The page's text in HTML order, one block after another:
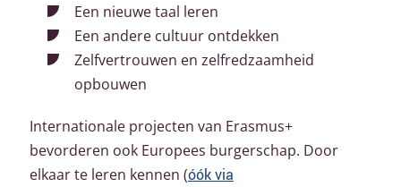
Een nieuwe taal leren
Een andere cultuur ontdekken
Zelfvertrouwen en zelfredzaamheid
opbouwen
Internationale projecten van Erasmus+
bevorderen ook Europees burgerschap. Door
elkaar te leren kennen (óók via